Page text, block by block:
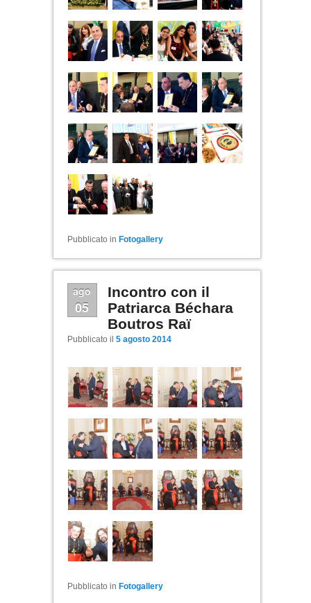
Pubblicato in Fotogallery
ago
05
Incontro con il
Patriarca Béchara
Boutros Raï
Pubblicato il 5 agosto 2014
Pubblicato in Fotogallery